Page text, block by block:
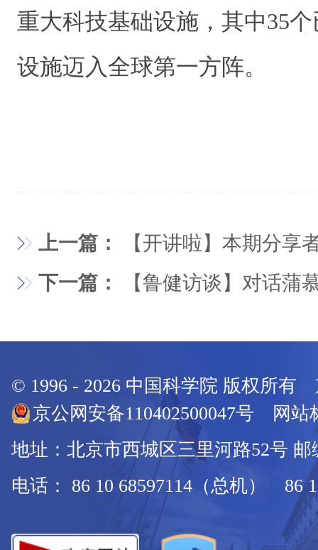
重大科技基础设施，其中35
设施迈入全球第一方阵。
上一篇：
【开讲啦】本期分享
下一篇：
【鲁健访谈】对话蒲
© 1996 - 2026 中国科学院 版权所有
京公网安备110402500047号 网站
地址：北京市西城区三里河路52号 邮
电话： 86 10 68597114（总机） 86